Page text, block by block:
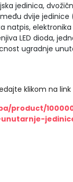
jedinica,
dvije
natpis,
LED dioda,
ugradnje
klikom na link
product/